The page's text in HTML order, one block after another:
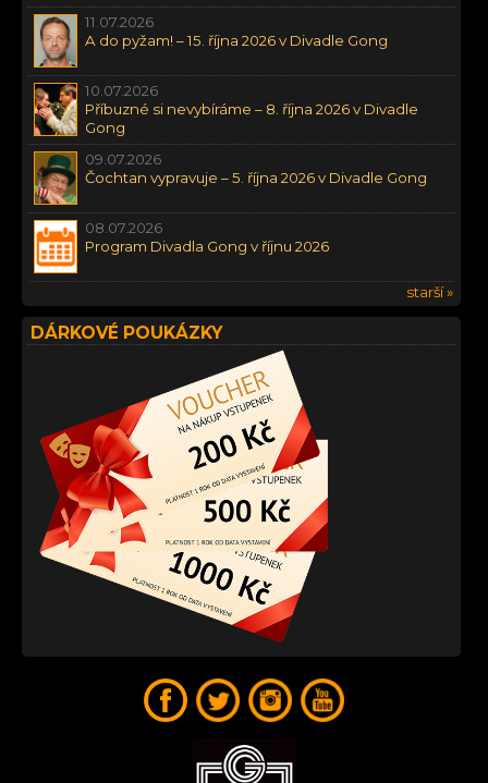
11.07.2026
A do pyžam! – 15. října 2026 v Divadle Gong
10.07.2026
Příbuzné si nevybíráme – 8. října 2026 v Divadle
Gong
09.07.2026
Čochtan vypravuje – 5. října 2026 v Divadle Gong
08.07.2026
Program Divadla Gong v říjnu 2026
starší »
DÁRKOVÉ POUKÁZKY